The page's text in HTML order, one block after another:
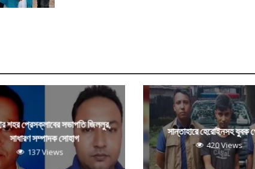
শহর প্রেসক্লাবের সভাপতি জিললুর,
সাধারণ সম্পাদক সোহাগ
137 Views
সান্তাহারে হেরোইনসহ যুবক
420 Views